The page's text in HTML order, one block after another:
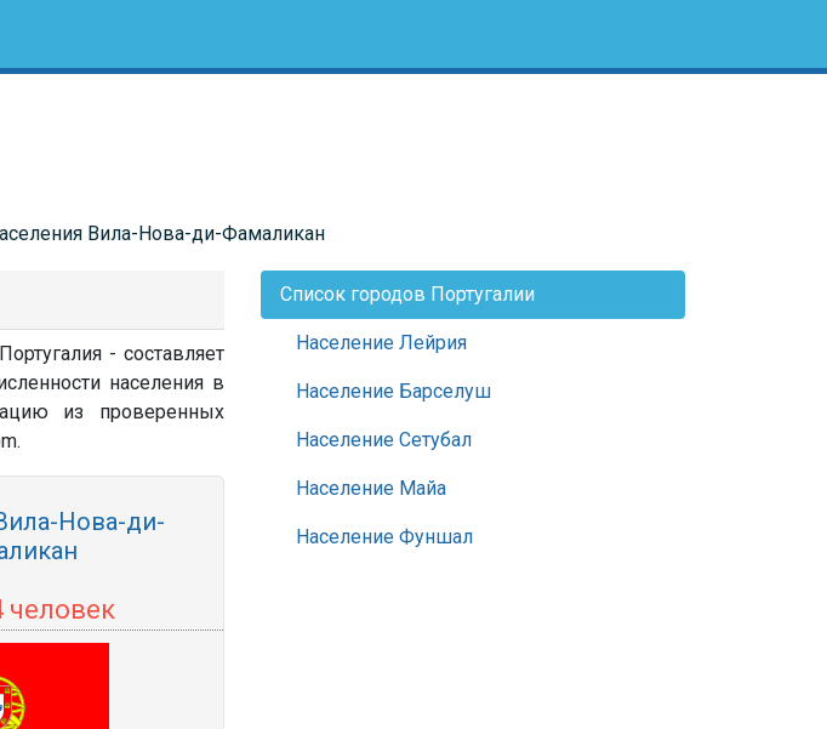
Вила-Нова-ди-Фамаликан
- составляет
населения в
из проверенных
Нова-ди-
человек
Список городов Португалии
Население Лейрия
Население Барселуш
Население Сетубал
Население Майа
Население Фуншал